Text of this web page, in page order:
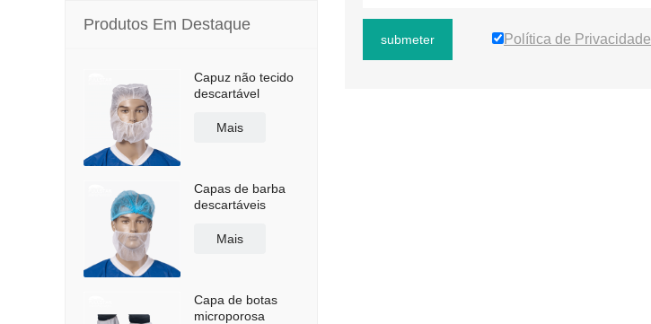
submeter Política de Privacidade
Produtos Em Destaque
Capuz não tecido
descartável
Mais
Capas de barba
descartáveis
Mais
Capa de botas
microporosa